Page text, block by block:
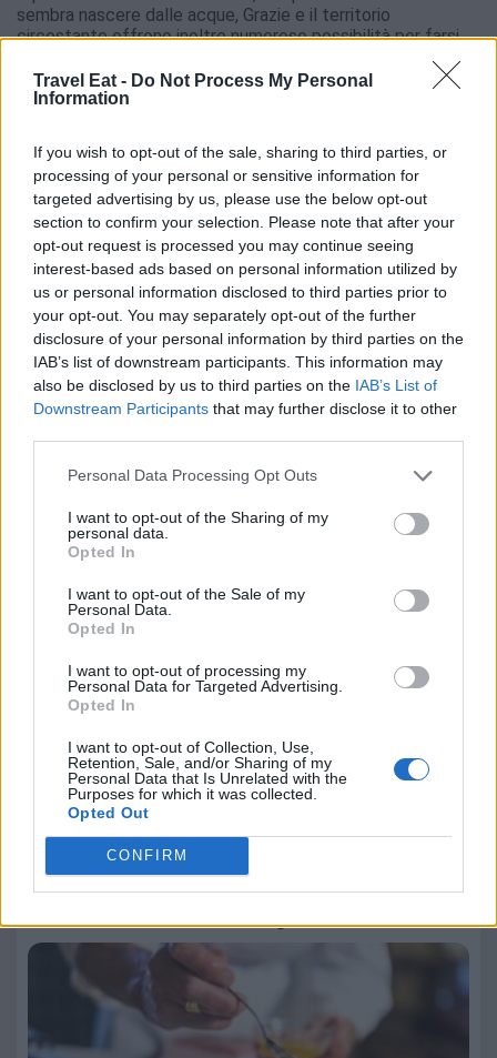
Travel Eat - Do Not Process My Personal
Information
If you wish to opt-out of the sale, sharing to third parties, or
processing of your personal or sensitive information for
targeted advertising by us, please use the below opt-out
section to confirm your selection. Please note that after your
opt-out request is processed you may continue seeing
interest-based ads based on personal information utilized by
us or personal information disclosed to third parties prior to
your opt-out. You may separately opt-out of the further
disclosure of your personal information by third parties on the
IAB’s list of downstream participants. This information may
also be disclosed by us to third parties on the IAB’s List of
Downstream Participants that may further disclose it to other
Personal Data Processing Opt Outs
I want to opt-out of the Sharing of my
personal data.
Opted In
I want to opt-out of the Sale of my
Personal Data.
Opted In
I want to opt-out of processing my
Personal Data for Targeted Advertising.
Opted In
I want to opt-out of Collection, Use,
Retention, Sale, and/or Sharing of my
Personal Data that Is Unrelated with the
Purposes for which it was collected.
Opted Out
CONFIRM
sembra nascere dalle acque, Grazie e il territorio
circostante offrono inoltre numerose possibilità per farsi
itinerari in bici, mini-crociere ed escursioni fluviali
sul
fiume Mincio.
Non è un caso se il borgo di Grazie fa parte del circuito dei
Borghi più belli d’Italia da poco è salito sul podio del
programma televisivo Il Borgo dei Borghi, classificandosi al
Insomma Grazie èla destinazione ideale
per tutti gli
amanti dell’arte e della natura, per gli appassionati delle
tradizioni enogastronomiche e ovviamente per i tanti devoti
giorno di riposo a metà agosto per andare a vivere
personalmente tutto questo.
Maggiori informazioni su
https://www.facebook.com/AntichissimaFieraDelleGrazie
Leggi anche: